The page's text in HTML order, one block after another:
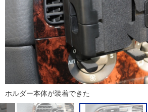
ホルダー本体が装着できた